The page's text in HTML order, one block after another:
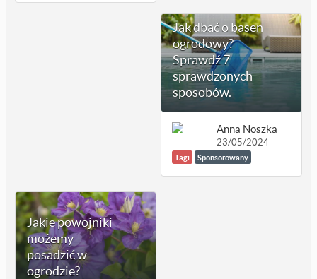
Jak dbać o basen
ogrodowy?
Sprawdź 7
sprawdzonych
sposobów.
Anna Noszka
23/05/2024
Tagi Sponsorowany
Jakie powojniki
możemy
posadzić w
ogrodzie?